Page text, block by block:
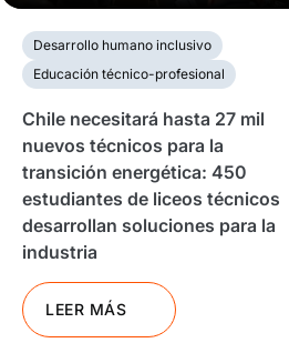
Desarrollo humano inclusivo
Educación técnico-profesional
Chile necesitará hasta 27 mil
nuevos técnicos para la
transición energética: 450
estudiantes de liceos técnicos
desarrollan soluciones para la
industria
LEER MÁS